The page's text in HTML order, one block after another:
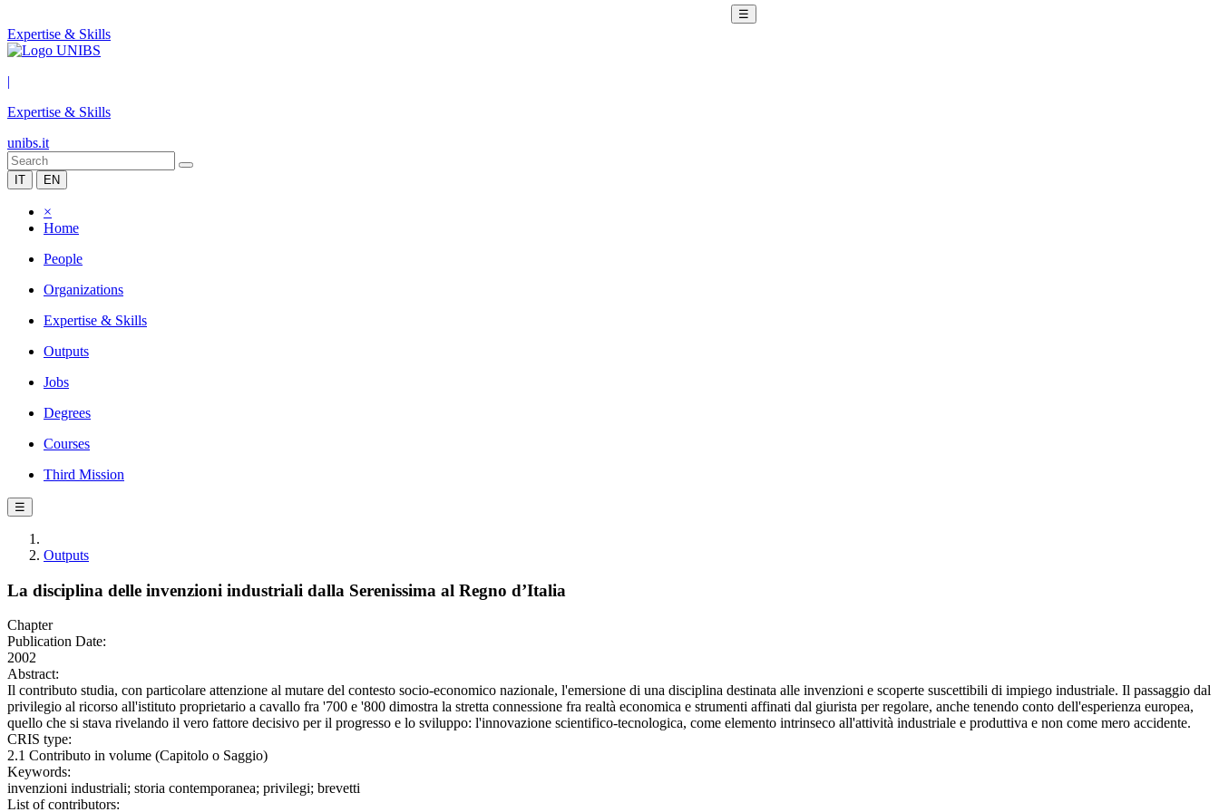
☰
Expertise & Skills
|
Expertise & Skills
unibs.it
IT EN
×
Home
People
Organizations
Expertise & Skills
Outputs
Jobs
Degrees
Courses
Third Mission
☰
Outputs
La disciplina delle invenzioni industriali dalla Serenissima al Regno d’Italia
Chapter
Publication Date:
2002
Abstract:
Il contributo studia, con particolare attenzione al mutare del contesto socio-economico nazionale, l'emersione di una disciplina destinata alle invenzioni e scoperte suscettibili di impiego industriale. Il passaggio dal
privilegio al ricorso all'istituto proprietario a cavallo fra '700 e '800 dimostra la stretta connessione fra realtà economica e strumenti affinati dal giurista per regolare, anche tenendo conto dell'esperienza europea,
quello che si stava rivelando il vero fattore decisivo per il progresso e lo sviluppo: l'innovazione scientifico-tecnologica, come elemento intrinseco all'attività industriale e produttiva e non come mero accidente.
CRIS type:
2.1 Contributo in volume (Capitolo o Saggio)
Keywords:
invenzioni industriali; storia contemporanea; privilegi; brevetti
List of contributors: